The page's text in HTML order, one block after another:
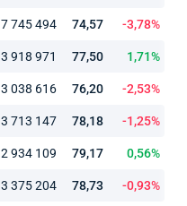
7 745 494 74,57 -3,78%
3 918 971 77,50 1,71%
3 038 616 76,20 -2,53%
3 713 147 78,18 -1,25%
2 934 109 79,17 0,56%
3 375 204 78,73 -0,93%